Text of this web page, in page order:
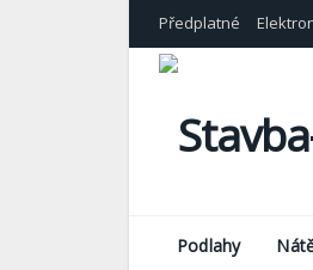
Předplatné
Podlahy